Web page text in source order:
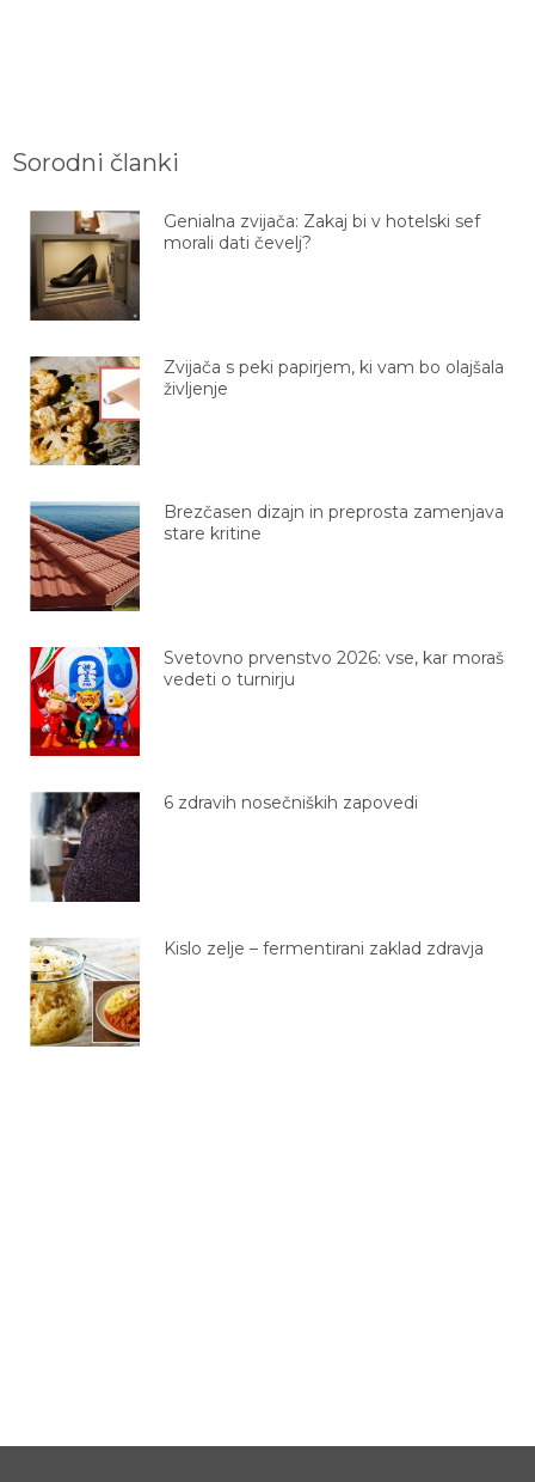
Sorodni članki
Genialna zvijača: Zakaj bi v hotelski sef
morali dati čevelj?
Zvijača s peki papirjem, ki vam bo olajšala
življenje
Brezčasen dizajn in preprosta zamenjava
stare kritine
Svetovno prvenstvo 2026: vse, kar moraš
vedeti o turnirju
6 zdravih nosečniških zapovedi
Kislo zelje – fermentirani zaklad zdravja